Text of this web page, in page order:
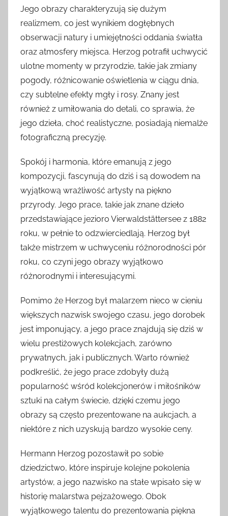
Jego obrazy charakteryzują się dużym
realizmem, co jest wynikiem dogłębnych
obserwacji natury i umiejętności oddania światła
oraz atmosfery miejsca. Herzog potrafił uchwycić
ulotne momenty w przyrodzie, takie jak zmiany
pogody, różnicowanie oświetlenia w ciągu dnia,
czy subtelne efekty mgły i rosy. Znany jest
również z umiłowania do detali, co sprawia, że
jego dzieła, choć realistyczne, posiadają niemalże
fotograficzną precyzję.
Spokój i harmonia, które emanują z jego
kompozycji, fascynują do dziś i są dowodem na
wyjątkową wrażliwość artysty na piękno
przyrody. Jego prace, takie jak znane dzieło
przedstawiające jezioro Vierwaldstättersee z 1882
roku, w pełnie to odzwierciedlają. Herzog był
także mistrzem w uchwyceniu różnorodności pór
roku, co czyni jego obrazy wyjątkowo
różnorodnymi i interesującymi.
Pomimo że Herzog był malarzem nieco w cieniu
większych nazwisk swojego czasu, jego dorobek
jest imponujący, a jego prace znajdują się dziś w
wielu prestiżowych kolekcjach, zarówno
prywatnych, jak i publicznych. Warto również
podkreślić, że jego prace zdobyły dużą
popularność wśród kolekcjonerów i miłośników
sztuki na całym świecie, dzięki czemu jego
obrazy są często prezentowane na aukcjach, a
niektóre z nich uzyskują bardzo wysokie ceny.
Hermann Herzog pozostawił po sobie
dziedzictwo, które inspiruje kolejne pokolenia
artystów, a jego nazwisko na stałe wpisało się w
historię malarstwa pejzażowego. Obok
wyjątkowego talentu do prezentowania piękna